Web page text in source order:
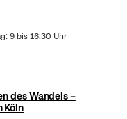
9 bis 16:30 Uhr
des Wandels –
Köln